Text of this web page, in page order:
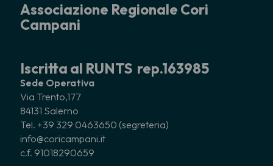
Associazione Regionale Cori
Campani
Iscritta al RUNTS rep.163985
Sede Operativa
Via Trento,177
84131 Salerno
Tel. +39 329 0463650 (segreteria)
info@coricampani.it
c.f. 91018290659